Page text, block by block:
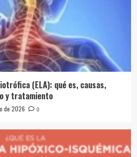
(ELA): qué es, causas,
y tratamiento
de 2026 0